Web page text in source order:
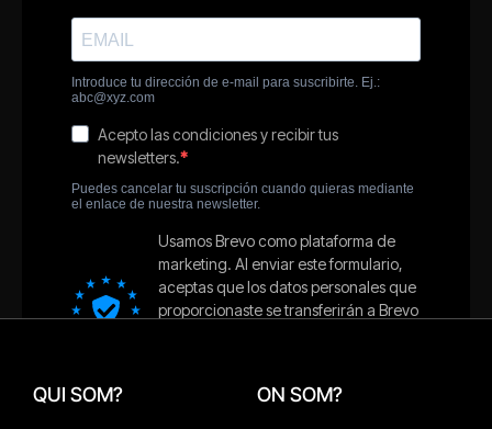
QUI SOM? ON SOM?